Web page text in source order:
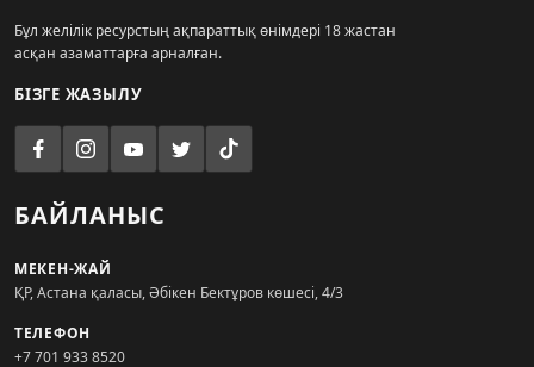
Бұл желілік ресурстың ақпараттық өнімдері 18 жастан
асқан азаматтарға арналған.
БІЗГЕ ЖАЗЫЛУ
БАЙЛАНЫС
МЕКЕН-ЖАЙ
ҚР, Астана қаласы, Әбікен Бектұров көшесі, 4/3
ТЕЛЕФОН
+7 701 933 8520